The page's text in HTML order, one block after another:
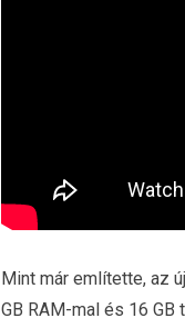
Mint már említette, az
GB RAM-mal és 16